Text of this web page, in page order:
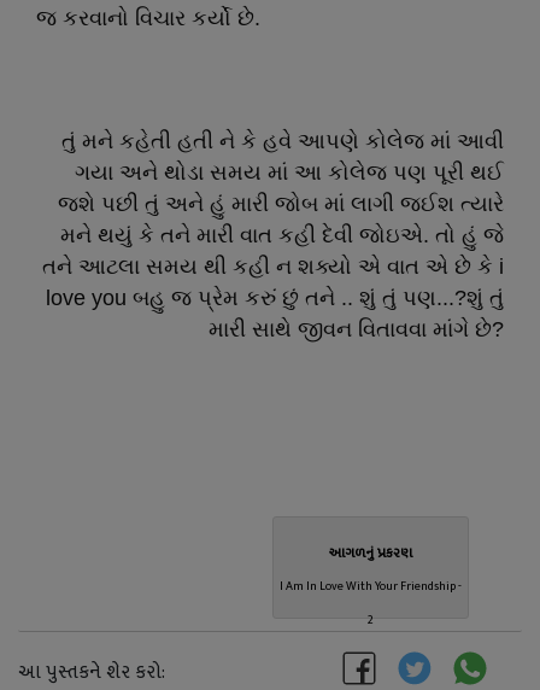
જ કરવાનો વિચાર કર્યો છે.
તું મને કહેતી હતી ને કે હવે આપણે કોલેજ માં આવી
ગયા અને થોડા સમય માં આ કોલેજ પણ પૂરી થઈ
જશે પછી તું અને હું મારી જોબ માં લાગી જઈશ ત્યારે
મને થયું કે તને મારી વાત કહી દેવી જોઇએ. તો હું જે
તને આટલા સમય થી કહી ન શક્યો એ વાત એ છે કે i
love you બહુ જ પ્રેમ કરું છું તને .. શું તું પણ...?શું તું
મારી સાથે જીવન વિતાવવા માંગે છે?
આગળનું પ્રકરણ
I Am In Love With Your Friendship -
2
આ પુસ્તકને શેર કરો: